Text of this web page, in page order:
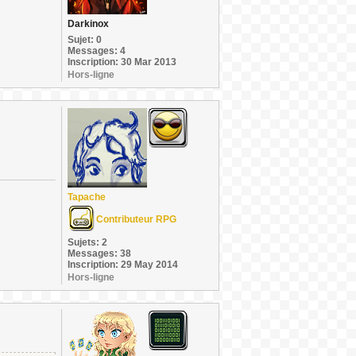
Darkinox
Sujet: 0
Messages: 4
Inscription: 30 Mar 2013
Hors-ligne
Tapache
Contributeur RPG
Sujets: 2
Messages: 38
Inscription: 29 May 2014
Hors-ligne